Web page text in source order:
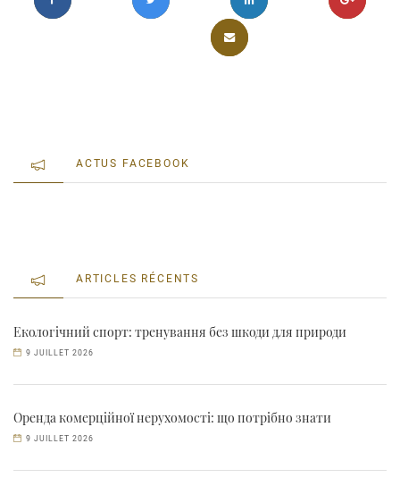
ACTUS FACEBOOK
ARTICLES RÉCENTS
Екологічний спорт: тренування без шкоди для природи
9 JUILLET 2026
Оренда комерційної нерухомості: що потрібно знати
9 JUILLET 2026